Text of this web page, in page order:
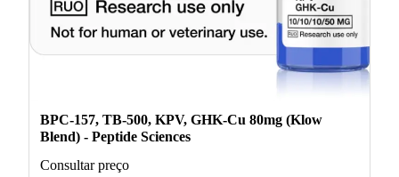
BPC-157, TB-500, KPV, GHK-Cu 80mg (Klow
Blend) - Peptide Sciences
Consultar preço